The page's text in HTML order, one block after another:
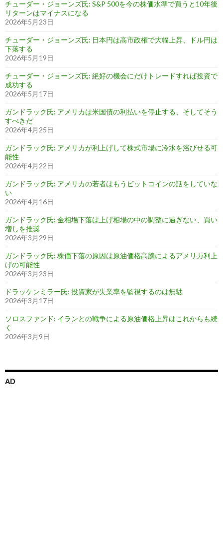
チューダー・ジョーンズ氏: S&P 500を今の株価水準で買うと10年後
リターンはマイナスになる
2026年5月23日
チューダー・ジョーンズ氏: 日本円は高市政権で大幅上昇、ドル円は
下落する
2026年5月19日
チューダー・ジョーンズ氏: 絶好の機会にだけトレードすれば投資で
成功する
2026年5月17日
ガンドラック氏: アメリカは米国債の利払いを停止する、そしてそう
すべきだ
2026年4月25日
ガンドラック氏: アメリカが利上げして株式市場に冷水を浴びせる可
能性
2026年4月22日
ガンドラック氏: アメリカの若者はもうビットコインの話をしていな
い
2026年4月16日
ガンドラック氏: 金相場下落は上げ相場の中の調整に過ぎない、買い
増しを推奨
2026年3月29日
ガンドラック氏: 株価下落の原因は原油価格高騰によるアメリカ利上
げの可能性
2026年3月23日
ドラッケンミラー氏: 投資家が失業率を監視するのは無駄
2026年3月17日
ソロスファンド: イランとの戦争による原油価格上昇はこれからも続
く
2026年3月9日
AD